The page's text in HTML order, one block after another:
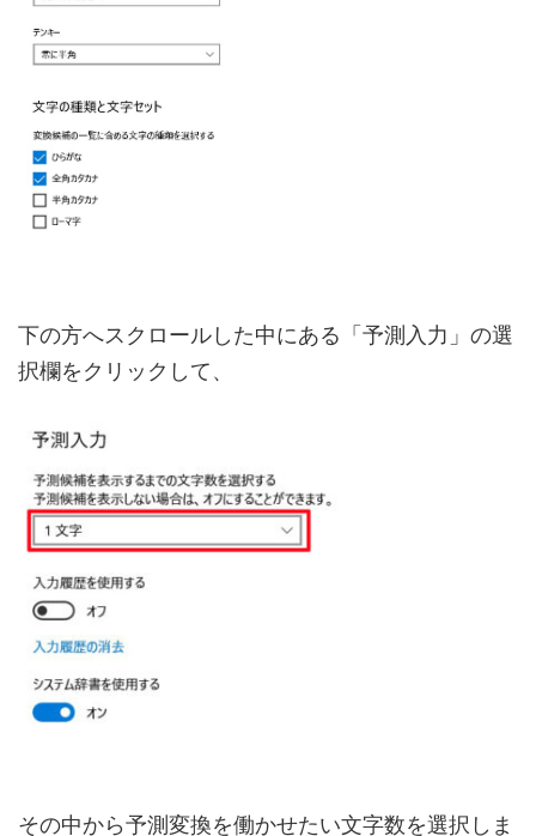
下の方へスクロールした中にある「予測入力」の選
択欄をクリックして、
その中から予測変換を働かせたい文字数を選択しま